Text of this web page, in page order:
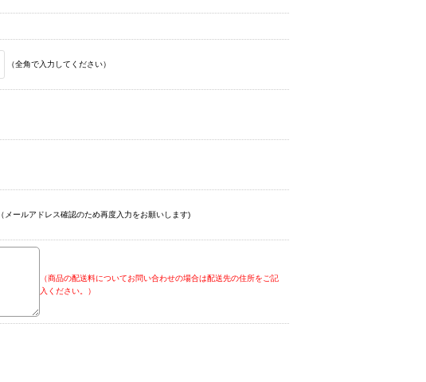
（全角で入力してください）
（メールアドレス確認のため再度入力をお願いします)
（商品の配送料についてお問い合わせの場合は配送先の住所をご記
入ください。）